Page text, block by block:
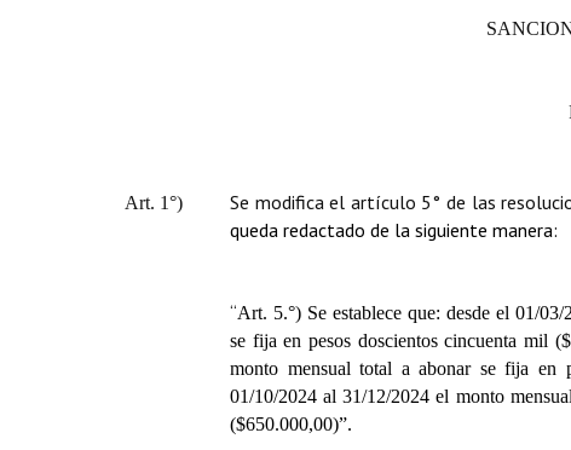
Art. 1°) Se modifica el artículo 5° de las
queda redactado de la siguiente manera:
“Art. 5.°) Se establece que: desde el 01/
se fija en pesos doscientos cincuenta mil
monto mensual total a abonar se fija en
01/10/2024 al 31/12/2024 el monto
($650.000,00)”.